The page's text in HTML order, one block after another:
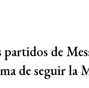
de
de seguir la